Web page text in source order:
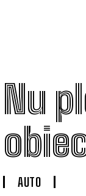
Nu
AUTO